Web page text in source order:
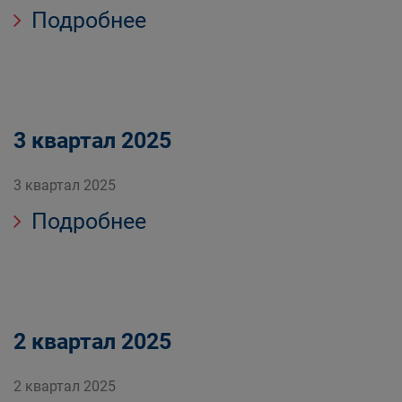
Подробнее
3 квартал 2025
3 квартал 2025
Подробнее
2 квартал 2025
2 квартал 2025